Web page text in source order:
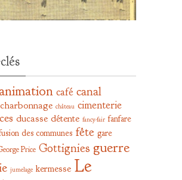
animation café canal
charbonnage château cimenterie
ducasse détente fancy-fair fanfare
des communes fête gare
Price Gottignies guerre
jumelage kermesse Le